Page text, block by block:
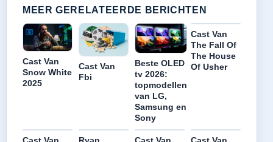
MEER GERELATEERDE BERICHTEN
Cast Van
Snow White
2025
Cast Van
Fbi
Beste OLED
tv 2026:
topmodellen
van LG,
Samsung en
Sony
Cast Van
The Fall Of
The House
Of Usher